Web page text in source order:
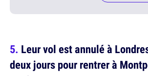
Leur vol est annulé à
deux jours pour rentrer à